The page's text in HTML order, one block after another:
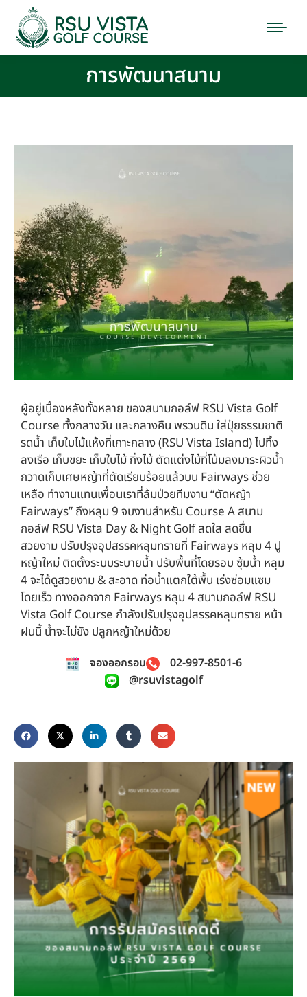
การพัฒนาสนาม
ผู้อยู่เบื้องหลังทั้งหลาย ของสนามกอล์ฟ RSU Vista Golf
Course ทั้งกลางวัน และกลางคืน พรวนดิน ใส่ปุ๋ยธรรมชาติ
รดน้ำ เก็บใบไม้แห้งที่เกาะกลาง (RSU Vista Island) ไปทิ้ง
ลงเรือ เก็บขยะ เก็บใบไม้ กิ่งไม้ ตัดแต่งไม้ที่โน้มลงมาระผิวน้ำ
กวาดเก็บเศษหญ้าที่ตัดเรียบร้อยแล้วบน Fairways ช่วย
เหลือ ทำงานแทนเพื่อนเราที่ล้มป่วยทีมงาน “ตัดหญ้า
Fairways” ถึงหลุม 9 จบงานสำหรับ Course A สนาม
กอล์ฟ RSU Vista Day & Night Golf สดใส สดชื่น
สวยงาม ปรับปรุงอุปสรรคหลุมทรายที่ Fairways หลุม 4 ปู
หญ้าใหม่ ติดตั้งระบบระบายน้ำ ปรับพื้นที่โดยรอบ ซุ้มน้ำ หลุม
4 จะได้ดูสวยงาม & สะอาด ท่อน้ำแตกใต้พื้น เร่งซ่อมแซม
โดยเร็ว ทางออกจาก Fairways หลุม 4 สนามกอล์ฟ RSU
Vista Golf Course กำลังปรับปรุงอุปสรรคหลุมทราย หน้า
ฝนนี้ น้ำจะไม่ขัง ปลูกหญ้าใหม่ด้วย
จองออกรอบ
02-997-8501-6
@rsuvistagolf